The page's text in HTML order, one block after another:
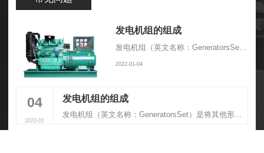
发电机组的组成
发电机组（英文名称：GeneratorsSet）是将其他形式的能源转换成电能的成套机械设备，由动力系统、控制系统、消音系统、减震系统、排气系统组成
2022-01-04
04
2022-01
发电机组的组成